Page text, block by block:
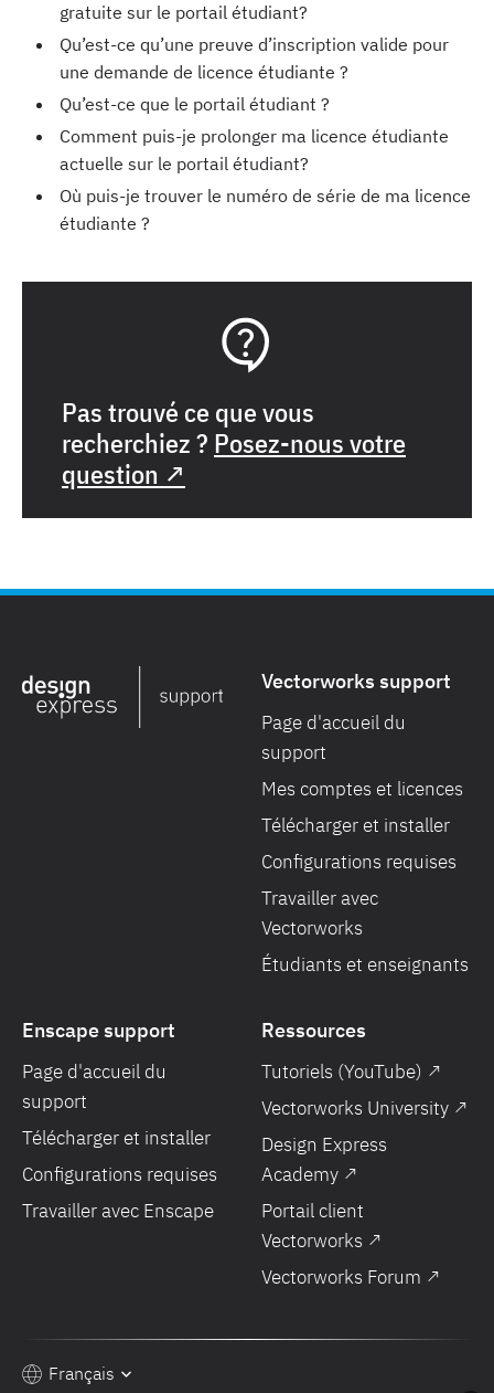
gratuite sur le portail étudiant?
Qu’est-ce qu’une preuve d’inscription valide pour
une demande de licence étudiante ?
Qu’est-ce que le portail étudiant ?
Comment puis-je prolonger ma licence étudiante
actuelle sur le portail étudiant?
Où puis-je trouver le numéro de série de ma licence
étudiante ?
Pas trouvé ce que vous
recherchiez ? Posez-nous votre
question ↗
Vectorworks support
Page d'accueil du
support
Mes comptes et licences
Télécharger et installer
Configurations requises
Travailler avec
Vectorworks
Étudiants et enseignants
Enscape support
Page d'accueil du
support
Télécharger et installer
Configurations requises
Travailler avec Enscape
Ressources
Tutoriels (YouTube) ↗
Vectorworks University ↗
Design Express
Academy ↗
Portail client
Vectorworks ↗
Vectorworks Forum ↗
Français